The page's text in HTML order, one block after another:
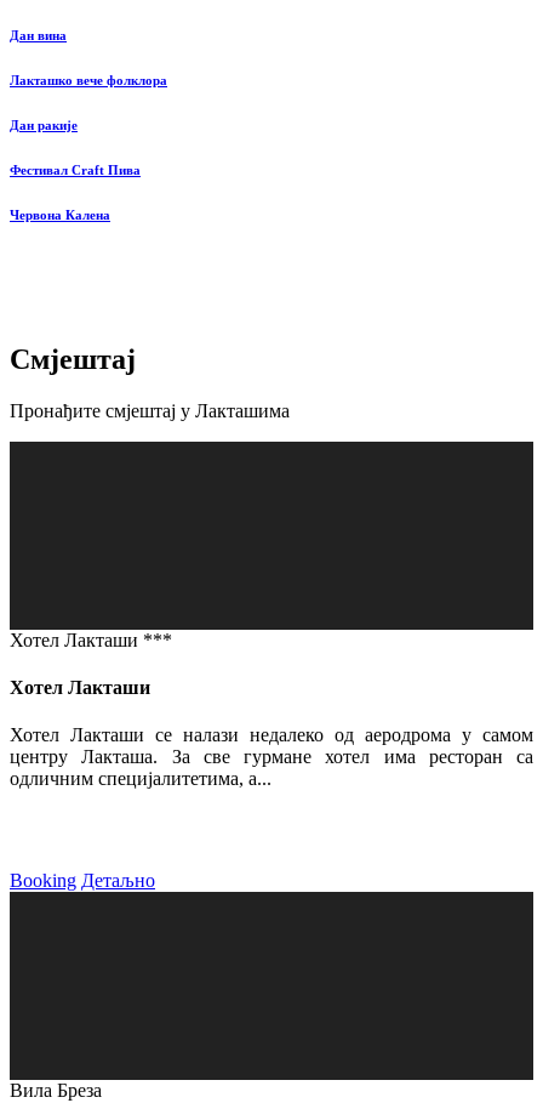
Дан вина
Лакташко вече фолклора
Дан ракије
Фестивал Craft Пива
Червона Калена
Смјештај
Пронађите смјештај у Лакташима
Хотел Лакташи ***
Хотел Лакташи
Хотел Лакташи се налази недалеко од аеродрома у самом
центру Лакташа. За све гурмане хотел има ресторан са
одличним специјалитетима, а...
Booking Детаљно
Вила Бреза